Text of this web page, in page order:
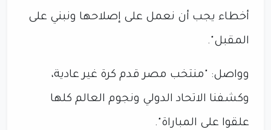
أخطاء يجب أن نعمل على إصلاحها ونبني على
المقبل".
وواصل: "منتخب مصر قدم كرة غير عادية،
وكشفنا الاتحاد الدولي ونجوم العالم كلها
علقوا على المباراة".